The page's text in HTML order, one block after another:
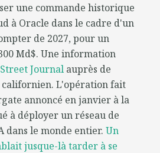
une commande historique
à Oracle dans le cadre d'un
de 2027, pour un
Md$. Une information
Journal auprès de
L'opération fait
annoncé en janvier à la
à déployer un réseau de
dans le monde entier.Un
jusque-là tarder à se